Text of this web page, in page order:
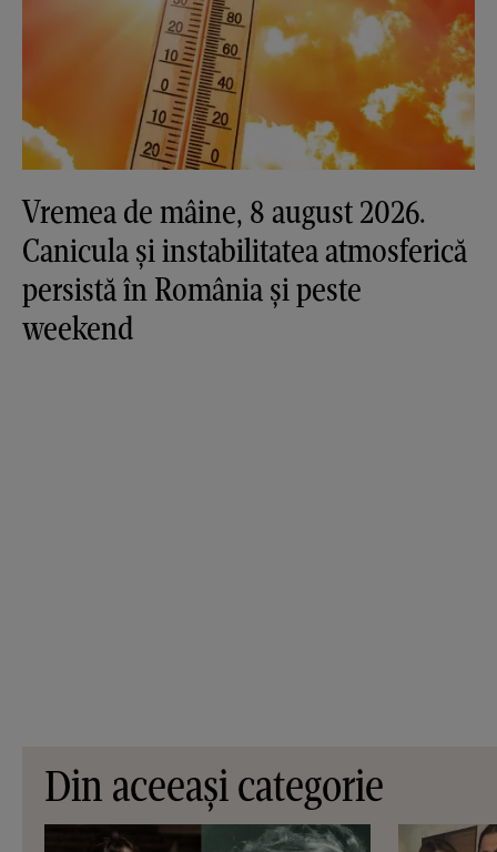
Vremea de mâine, 8 august 2026.
Canicula și instabilitatea atmosferică
persistă în România și peste
weekend
Din aceeași categorie